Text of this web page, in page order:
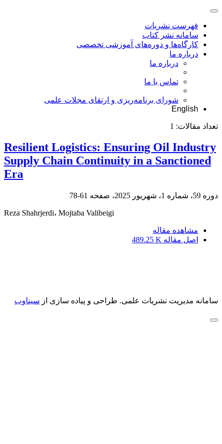
فهرست نشریات
سامانه نشر کتاب
کارگاه‌ها و دوره‌های آموزشی تخصصی
درباره ما
درباره ما
تماس با ما
شورای برنامه‌ریزی و ارتقای مجلات علمی
English
تعداد مقالات: 1
Resilient Logistics: Ensuring Oil Industry
Supply Chain Continuity in a Sanctioned
Era
دوره 59، شماره 1، شهریور 2025، صفحه 61-78
Reza Shahrjerdi، Mojtaba Valibeigi
مشاهده مقاله
اصل مقاله 489.25 K
سامانه مدیریت نشریات علمی. طراحی و پیاده سازی از سیناوب